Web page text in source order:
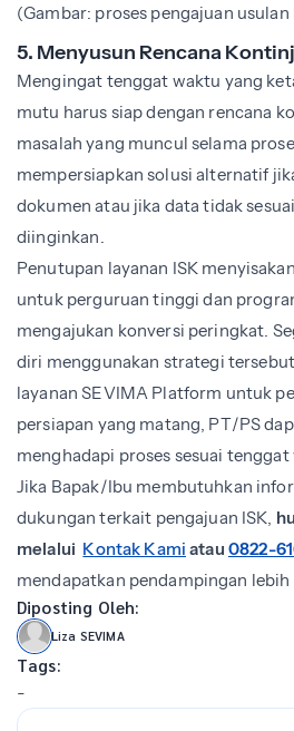
(Gambar: proses pengajuan
5. Menyusun Rencana
Mengingat tenggat waktu yang
mutu harus siap dengan rencana
masalah yang muncul selama
mempersiapkan solusi alternatif
dokumen atau jika data tidak
diinginkan.
Penutupan layanan ISK
untuk perguruan tinggi dan
mengajukan konversi peringkat.
diri menggunakan strategi
layanan SEVIMA Platform untuk
persiapan yang matang, PT/PS
menghadapi proses sesuai
Jika Bapak/Ibu membutuhkan
dukungan terkait pengajuan ISK,
melalui Kontak Kami atau 0822-
mendapatkan pendampingan
Diposting Oleh:
Liza SEVIMA
Tags:
-